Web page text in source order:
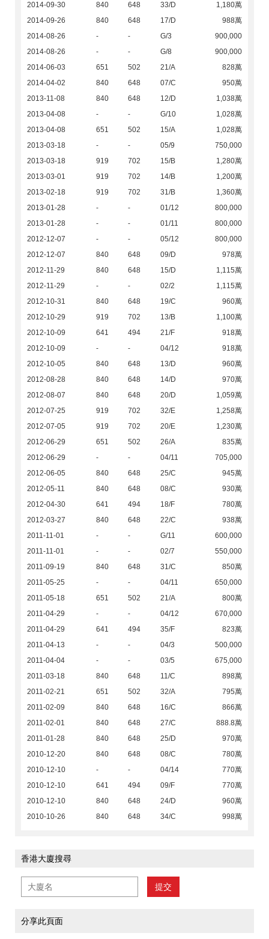
2014-09-30
840 648 33/D
1,180萬
2014-09-26
840 648 17/D
988萬
2014-08-26
- - G/3
900,000
2014-08-26
- - G/8
900,000
2014-06-03
651 502 21/A
828萬
2014-04-02
840 648 07/C
950萬
2013-11-08
840 648 12/D
1,038萬
2013-04-08
- - G/10
1,028萬
2013-04-08
651 502 15/A
1,028萬
2013-03-18
- - 05/9
750,000
2013-03-18
919 702 15/B
1,280萬
2013-03-01
919 702 14/B
1,200萬
2013-02-18
919 702 31/B
1,360萬
2013-01-28
- - 01/12
800,000
2013-01-28
- - 01/11
800,000
2012-12-07
- - 05/12
800,000
2012-12-07
840 648 09/D
978萬
2012-11-29
840 648 15/D
1,115萬
2012-11-29
- - 02/2
1,115萬
2012-10-31
840 648 19/C
960萬
2012-10-29
919 702 13/B
1,100萬
2012-10-09
641 494 21/F
918萬
2012-10-09
- - 04/12
918萬
2012-10-05
840 648 13/D
960萬
2012-08-28
840 648 14/D
970萬
2012-08-07
840 648 20/D
1,059萬
2012-07-25
919 702 32/E
1,258萬
2012-07-05
919 702 20/E
1,230萬
2012-06-29
651 502 26/A
835萬
2012-06-29
- - 04/11
705,000
2012-06-05
840 648 25/C
945萬
2012-05-11
840 648 08/C
930萬
2012-04-30
641 494 18/F
780萬
2012-03-27
840 648 22/C
938萬
2011-11-01
- - G/11
600,000
2011-11-01
- - 02/7
550,000
2011-09-19
840 648 31/C
850萬
2011-05-25
- - 04/11
650,000
2011-05-18
651 502 21/A
800萬
2011-04-29
- - 04/12
670,000
2011-04-29
641 494 35/F
823萬
2011-04-13
- - 04/3
500,000
2011-04-04
- - 03/5
675,000
2011-03-18
840 648 11/C
898萬
2011-02-21
651 502 32/A
795萬
2011-02-09
840 648 16/C
866萬
2011-02-01
840 648 27/C
888.8萬
2011-01-28
840 648 25/D
970萬
2010-12-20
840 648 08/C
780萬
2010-12-10
- - 04/14
770萬
2010-12-10
641 494 09/F
770萬
2010-12-10
840 648 24/D
960萬
2010-10-26
840 648 34/C 998萬
香港大廈搜尋
提交
分享此頁面